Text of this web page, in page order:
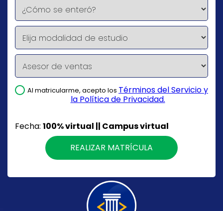
Al matricularme, acepto los Términos del Servicio y
la Política de Privacidad.
Fecha: 100% virtual || Campus virtual
REALIZAR MATRÍCULA